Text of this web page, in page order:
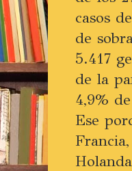
casos
de
5.417
de la
4,9%
Ese